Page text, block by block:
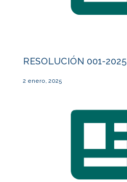
RESOLUCIÓN 001-2025
2 enero, 2025